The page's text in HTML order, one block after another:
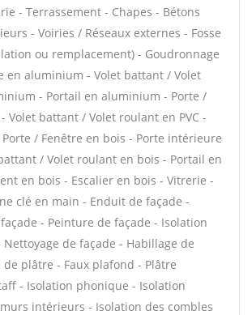
- Terrassement - Chapes - Bétons
- Voiries / Réseaux externes - Fosse
ou remplacement) - Goudronnage
en aluminium - Volet battant / Volet
- Portail en aluminium - Porte /
- Volet battant / Volet roulant en PVC -
Porte / Fenêtre en bois - Porte intérieure
/ Volet roulant en bois - Portail en
en bois - Escalier en bois - Vitrerie -
clé en main - Enduit de façade -
- Peinture de façade - Isolation
de façade - Habillage de
de plâtre - Faux plafond - Plâtre
- Isolation phonique - Isolation
intérieurs - Isolation des combles